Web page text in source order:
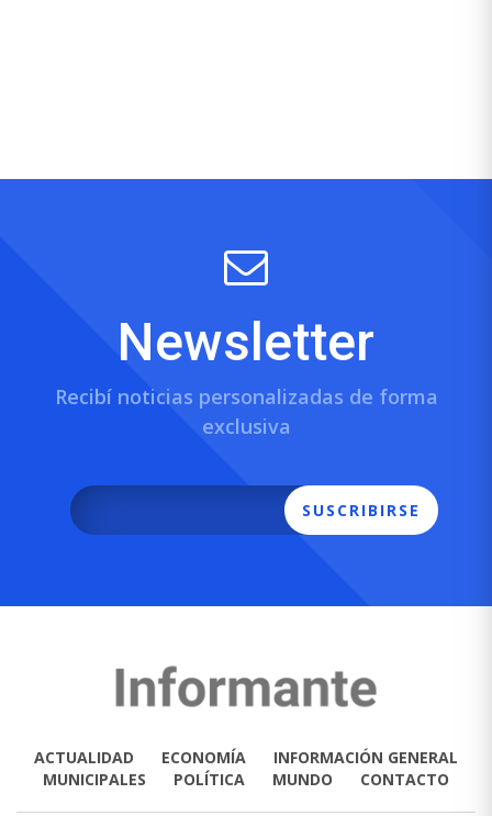
Newsletter
Recibí noticias personalizadas de forma
exclusiva
SUSCRIBIRSE
ACTUALIDAD ECONOMÍA
INFORMACIÓN GENERAL
MUNICIPALES
POLÍTICA MUNDO CONTACTO